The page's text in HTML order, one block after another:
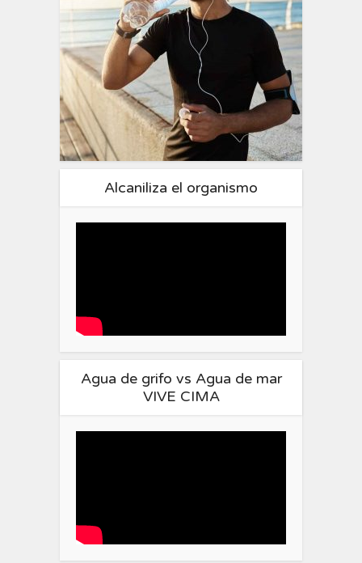
Alcaniliza el organismo
Agua de grifo vs Agua de mar
VIVE CIMA